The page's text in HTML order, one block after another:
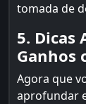
tomada de
5. Dicas
Ganhos
Agora que
aprofundar